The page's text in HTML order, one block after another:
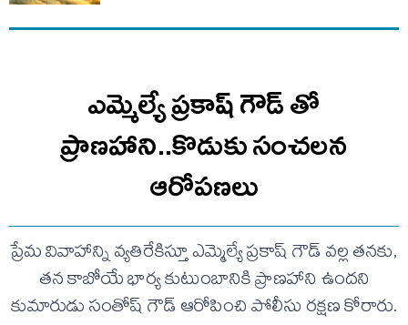
ఎమ్మెల్యే ప్రకాష్ గౌడ్ తో
ప్రాణహాని..కొడుకు సంచలన
ఆరోపణలు
ప్రేమ వివాహాన్ని వ్యతిరేకిస్తూ ఎమ్మెల్యే ప్రకాష్ గౌడ్ వల్ల తనకు,
తన కాబోయే భార్య కుటుంబానికి ప్రాణహాని ఉందని
కుమారుడు సంతోష్ గౌడ్ ఆరోపించి పోలీసు రక్షణ కోరారు.